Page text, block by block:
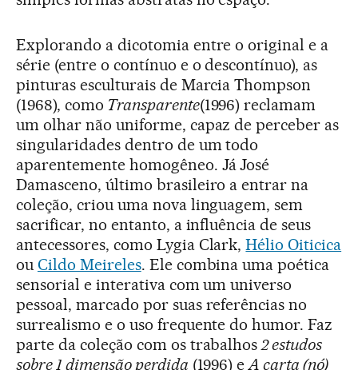
Explorando a dicotomia entre o original e a
série (entre o contínuo e o descontínuo), as
pinturas esculturais de Marcia Thompson
(1968), como Transparente(1996) reclamam
um olhar não uniforme, capaz de perceber as
singularidades dentro de um todo
aparentemente homogêneo. Já José
Damasceno, último brasileiro a entrar na
coleção, criou uma nova linguagem, sem
sacrificar, no entanto, a influência de seus
antecessores, como Lygia Clark,Hélio Oiticica
ou Cildo Meireles. Ele combina uma poética
sensorial e interativa com um universo
pessoal, marcado por suas referências no
surrealismo e o uso frequente do humor. Faz
parte da coleção com os trabalhos2 estudos
sobre 1 dimensão perdida (1996) eA carta (nó)